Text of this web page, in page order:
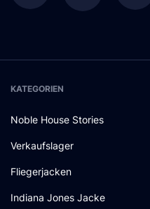
KATEGORIEN
Noble House Stories
Verkaufslager
Fliegerjacken
Indiana Jones Jacke